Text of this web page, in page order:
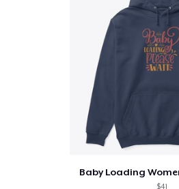
Baby Loading
$41